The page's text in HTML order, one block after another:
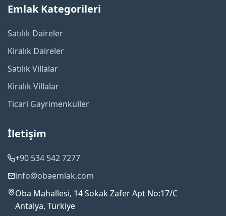
Emlak Kategorileri
Satılık Daireler
Kiralık Daireler
Satılık Villalar
Kiralık Villalar
Ticari Gayrimenkuller
İletişim
+90 534 542 7277
info@obaemlak.com
Oba Mahallesi, 14 Sokak Zafer Apt No:17/C
Antalya, Türkiye